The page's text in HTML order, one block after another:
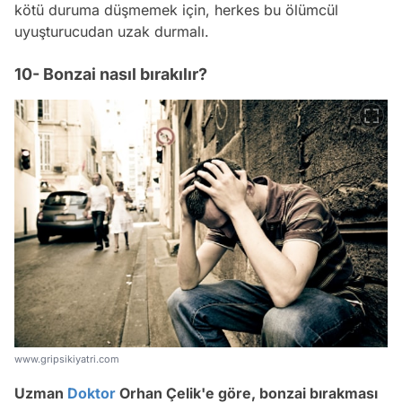
kötü duruma düşmemek için, herkes bu ölümcül
uyuşturucudan uzak durmalı.
10- Bonzai nasıl bırakılır?
www.gripsikiyatri.com
Uzman Doktor Orhan Çelik'e göre, bonzai bırakması